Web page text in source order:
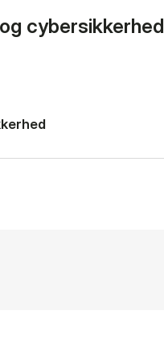
cybersikkerhed